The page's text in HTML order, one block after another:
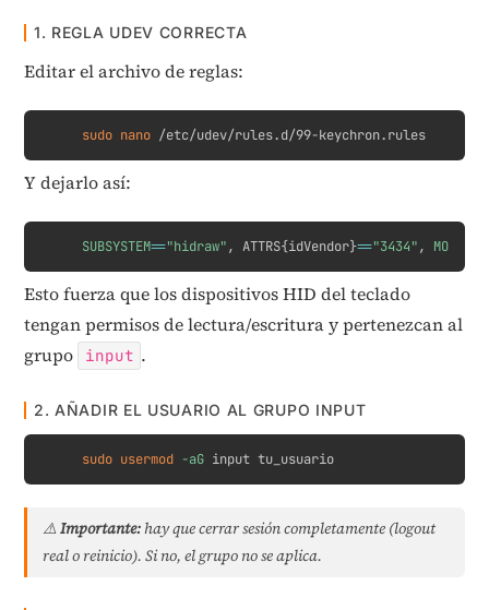
1. REGLA UDEV CORRECTA
Editar el archivo de reglas:
sudo nano /etc/udev/rules.d/99-keychron.rules
Copy
Y dejarlo así:
SUBSYSTEM=="hidraw", ATTRS{idVendor}=="3434", MODE
Copy
Esto fuerza que los dispositivos HID del teclado
tengan permisos de lectura/escritura y pertenezcan al
grupo
input .
2. AÑADIR EL USUARIO AL GRUPO INPUT
sudo usermod -aG input tu_usuario
⚠️ Importante:hay que cerrar sesión completamente (logout
real o reinicio). Si no, el grupo no se aplica.